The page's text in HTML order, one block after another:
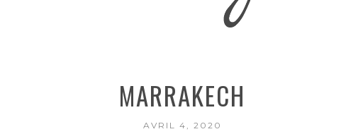
MARRAKECH
AVRIL 4, 2020